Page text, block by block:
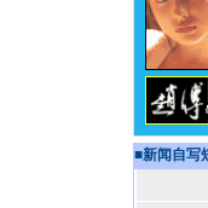
■新闻自写